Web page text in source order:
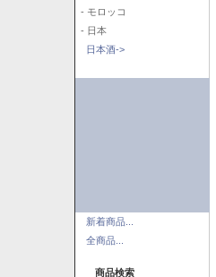
- モロッコ
- 日本
日本酒->
新着商品...
全商品...
商品検索